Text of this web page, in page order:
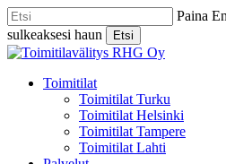
Skip
to
main
content
Paina
sulkeaksesi haun
Etsi
Close
Menu
Toimitilat
Toimitilat Turku
Toimitilat Helsinki
Toimitilat Tampere
Toimitilat Lahti